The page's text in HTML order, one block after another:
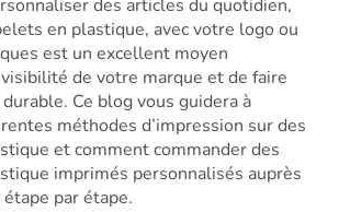
des articles du quotidien,
en plastique, avec votre logo ou
est un excellent moyen
de votre marque et de faire
Ce blog vous guidera à
méthodes d’impression sur des
et comment commander des
imprimés personnalisés auprès
par étape.